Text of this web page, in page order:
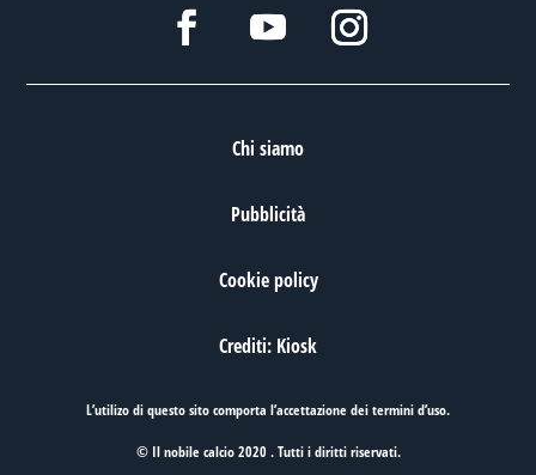
Chi siamo
Pubblicità
Cookie policy
Crediti: Kiosk
L’utilizo di questo sito comporta l’accettazione deitermini d’uso.
© Il nobile calcio 2020 . Tutti i diritti riservati.